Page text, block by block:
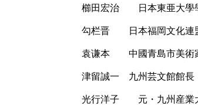
櫛田宏治 日本東亜大學
勾栏晋 日本福岡文化連
袁谦本 中國青島市美術
津留誠一 九州芸文館館長
光行洋子 元・九州産業大